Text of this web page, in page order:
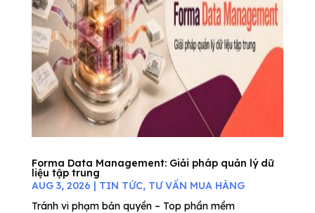
Forma Data Management: Giải pháp quản lý dữ
liệu tập trung
AUG 3, 2026 | TIN TỨC, TƯ VẤN MUA HÀNG
Tránh vi phạm bản quyền – Top phần mềm